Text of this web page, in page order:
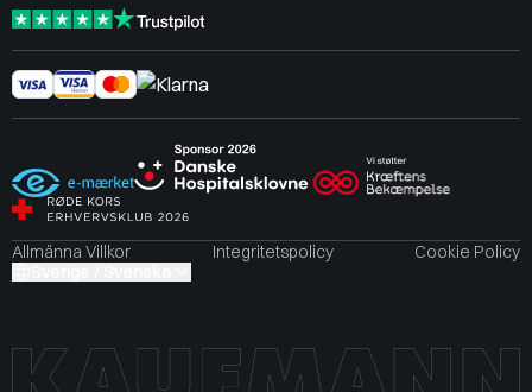
Allmänna Villkor Integritetspolicy
Cookie Policy